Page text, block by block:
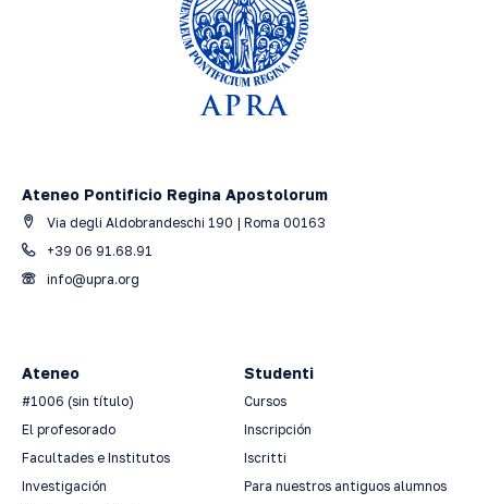
Ateneo Pontificio Regina Apostolorum
Via degli Aldobrandeschi 190 | Roma 00163
+39 06 91.68.91
info@upra.org
Ateneo
#1006 (sin título)
El profesorado
Facultades e Institutos
Investigación
Studenti
Cursos
Inscripción
Iscritti
Para nuestros antiguos alumnos